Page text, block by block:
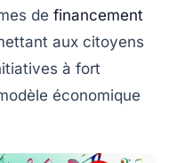
de financement
aux citoyens
à fort
économique